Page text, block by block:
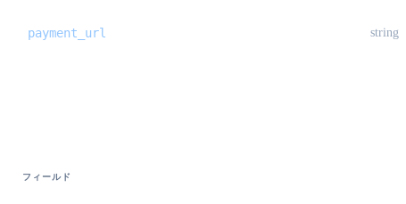
payment_url string
フィールド